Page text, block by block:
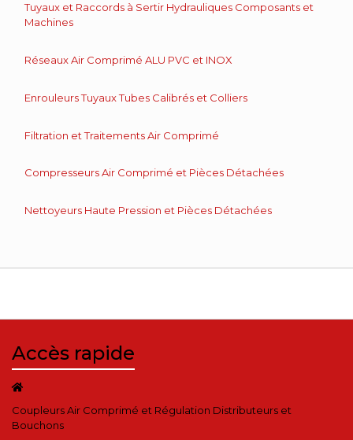
Tuyaux et Raccords à Sertir Hydrauliques Composants et
Machines
Réseaux Air Comprimé ALU PVC et INOX
Enrouleurs Tuyaux Tubes Calibrés et Colliers
Filtration et Traitements Air Comprimé
Compresseurs Air Comprimé et Pièces Détachées
Nettoyeurs Haute Pression et Pièces Détachées
Accès rapide
Coupleurs Air Comprimé et Régulation Distributeurs et
Bouchons